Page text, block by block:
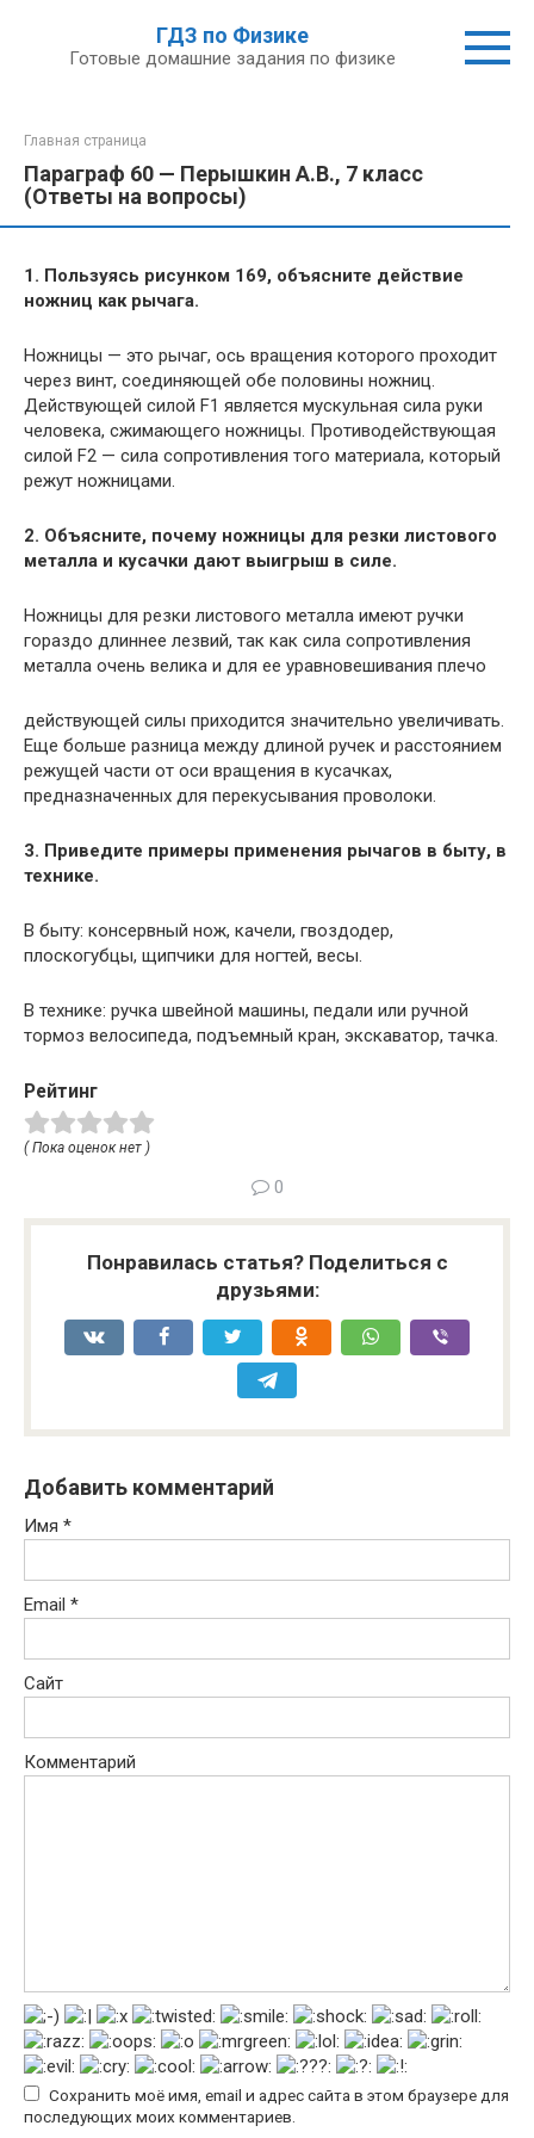
контенту
ГДЗ по Физике
Готовые домашние задания по физике
Главная страница
Параграф 60 — Перышкин А.В., 7 класс
(Ответы на вопросы)
1. Пользуясь рисунком 169, объясните действие
ножниц как рычага.
Ножницы — это рычаг, ось вращения которого проходит
через винт, соединяющей обе половины ножниц.
Действующей силой F1 является мускульная сила руки
человека, сжимающего ножницы. Противодействующая
силой F2 — сила сопротивления того материала, который
режут ножницами.
2. Объясните, почему ножницы для резки листового
металла и кусачки дают выигрыш в силе.
Ножницы для резки листового металла имеют ручки
гораздо длиннее лезвий, так как сила сопротивления
металла очень велика и для ее уравновешивания плечо
действующей силы приходится значительно увеличивать.
Еще больше разница между длиной ручек и расстоянием
режущей части от оси вращения в кусачках,
предназначенных для перекусывания проволоки.
3. Приведите примеры применения рычагов в быту, в
технике.
В быту: консервный нож, качели, гвоздодер,
плоскогубцы, щипчики для ногтей, весы.
В технике: ручка швейной машины, педали или ручной
тормоз велосипеда, подъемный кран, экскаватор, тачка.
Рейтинг
( Пока оценок нет )
0
Понравилась статья? Поделиться с
друзьями:
Добавить комментарий
Имя *
Email *
Сайт
Комментарий
Сохранить моё имя, email и адрес сайта в этом браузере для
последующих моих комментариев.